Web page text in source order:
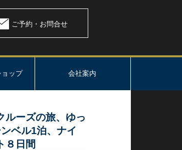
ご予約・お問合せ
ップ 会社案内
ルーズの旅、ゆっ
ベル1泊、ナイ
８日間